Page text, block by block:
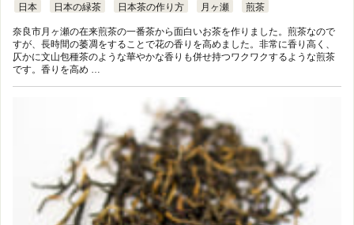
日本 日本の緑茶 日本茶の作り方 月ヶ瀬 煎茶
奈良市月ヶ瀬の在来煎茶の一番茶から面白いお茶を作りました。煎茶なので
すが、長時間の萎凋をすることで花の香りを高めました。非常に香り高く、
仄かに文山包種茶のような華やかな香りも併せ持つワクワクするような煎茶
です。香りを高め …